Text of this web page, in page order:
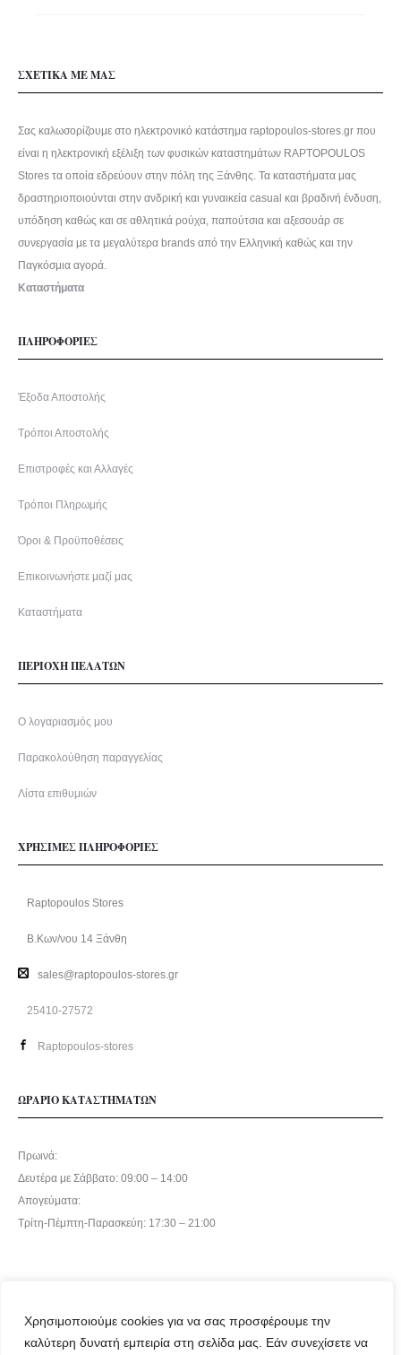
Χρησιμοποιούμε cookies για να σας προσφέρουμε την
καλύτερη δυνατή εμπειρία στη σελίδα μας. Εάν συνεχίσετε να
ΣΧΕΤΙΚΑ ΜΕ ΜΑΣ
Σας καλωσορίζουμε στο ηλεκτρονικό κατάστημα raptopoulos-stores.gr που
είναι η ηλεκτρονική εξέλιξη των φυσικών καταστημάτων RAPTOPOULOS
Stores τα οποία εδρεύουν στην πόλη της Ξάνθης. Τα καταστήματα μας
δραστηριοποιούνται στην ανδρική και γυναικεία casual και βραδινή ένδυση,
υπόδηση καθώς και σε αθλητικά ρούχα, παπούτσια και αξεσουάρ σε
συνεργασία με τα μεγαλύτερα brands από την Ελληνική καθώς και την
Παγκόσμια αγορά.
Καταστήματα
ΠΛΗΡΟΦΟΡΙΕΣ
Έξοδα Αποστολής
Τρόποι Αποστολής
Επιστροφές και Αλλαγές
Τρόποι Πληρωμής
Όροι & Προϋποθέσεις
Επικοινωνήστε μαζί μας
Καταστήματα
ΠΕΡΙΟΧΗ ΠΕΛΑΤΩΝ
Ο λογαριασμός μου
Παρακολούθηση παραγγελίας
Λίστα επιθυμιών
ΧΡΗΣΙΜΕΣ ΠΛΗΡΟΦΟΡΙΕΣ
Raptopoulos Stores
Β.Κων/νου 14 Ξάνθη
sales@raptopoulos-stores.gr
25410-27572
Raptopoulos-stores
ΩΡΑΡΙΟ ΚΑΤΑΣΤΗΜΑΤΩΝ
Πρωινά:
Δευτέρα με Σάββατο: 09:00 – 14:00
Απογεύματα:
Τρίτη-Πέμπτη-Παρασκεύη: 17:30 – 21:00